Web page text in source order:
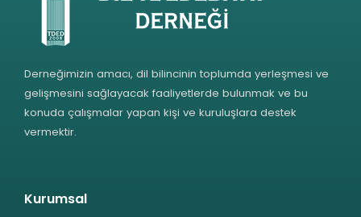
Derneğimizin amacı, dil bilincinin toplumda yerleşmesi ve
gelişmesini sağlayacak faaliyetlerde bulunmak ve bu
konuda çalışmalar yapan kişi ve kuruluşlara destek
vermektir.
Kurumsal